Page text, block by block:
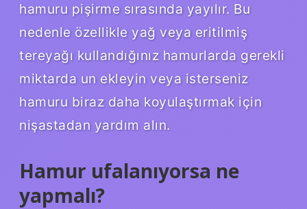
hamuru pişirme sırasında yayılır. Bu
nedenle özellikle yağ veya eritilmiş
tereyağı kullandığınız hamurlarda gerekli
miktarda un ekleyin veya isterseniz
hamuru biraz daha koyulaştırmak için
nişastadan yardım alın.
Hamur ufalanıyorsa ne
yapmalı?